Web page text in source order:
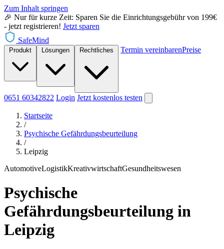
Zum Inhalt springen
🎉 Nur für kurze Zeit: Sparen Sie die Einrichtungsgebühr von 199€
- jetzt registrieren! Jetzt sparen
SafeMind
Termin vereinbarenPreise
0651 60342822 Login Jetzt kostenlos testen
Startseite
/
Psychische Gefährdungsbeurteilung
/
Leipzig
AutomotiveLogistikKreativwirtschaftGesundheitswesen
Psychische
Gefährdungsbeurteilung in
Leipzig